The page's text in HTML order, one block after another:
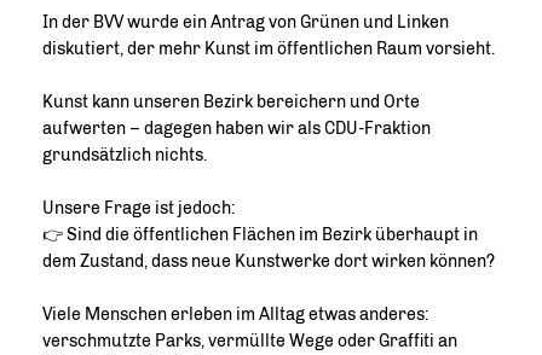
In der BVV wurde ein Antrag von Grünen und Linken
diskutiert, der mehr Kunst im öffentlichen Raum vorsieht.
Kunst kann unseren Bezirk bereichern und Orte
aufwerten – dagegen haben wir als CDU-Fraktion
grundsätzlich nichts.
Unsere Frage ist jedoch:
👉 Sind die öffentlichen Flächen im Bezirk überhaupt in
dem Zustand, dass neue Kunstwerke dort wirken können?
Viele Menschen erleben im Alltag etwas anderes:
verschmutzte Parks, vermüllte Wege oder Graffiti an